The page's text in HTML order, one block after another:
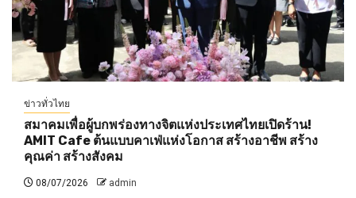
ข่าวทั่วไทย
สมาคมเพื่อผู้บกพร่องทางจิตแห่งประเทศไทยเปิดร้าน!
AMIT Cafe ต้นแบบคาเฟ่แห่งโอกาส สร้างอาชีพ สร้าง
คุณค่า สร้างสังคม
08/07/2026 admin